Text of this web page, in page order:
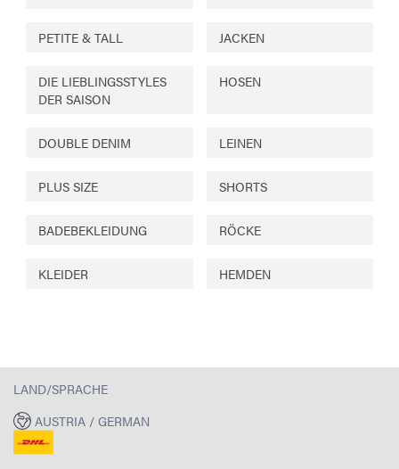
PETITE & TALL JACKEN
DIE LIEBLINGSSTYLES
DER SAISON
HOSEN
DOUBLE DENIM LEINEN
PLUS SIZE SHORTS
BADEBEKLEIDUNG RÖCKE
KLEIDER HEMDEN
LAND/SPRACHE
AUSTRIA / GERMAN